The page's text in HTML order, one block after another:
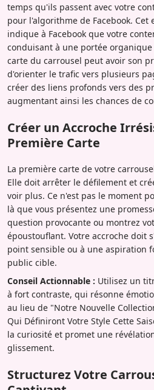
temps qu'ils passent avec votre
pour l'algorithme de Facebook.
indique à Facebook que votre
conduisant à une portée
carte du carrousel peut avoir son
d'orienter le trafic vers plusieurs
créer des liens profonds vers des
augmentant ainsi les chances de
Créer un Accroche
Première Carte
La première carte de votre
Elle doit arrêter le défilement et
voir plus. Ce n'est pas le moment
là que vous présentez une
question provocante ou montrez
époustouflant. Votre accroche doit
point sensible ou à une aspiration
public cible.
Conseil Actionnable : Utilisez un
à fort contraste, qui résonne
au lieu de "Notre Nouvelle
Qui Définiront Votre Style Cette
la curiosité et promet une
glissement.
Structurez Votre